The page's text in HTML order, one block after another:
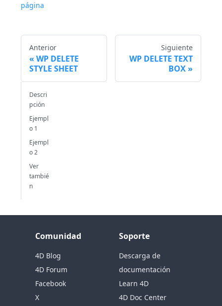
página
Anterior
WP DELETE
STYLE SHEET
Siguiente
WP DELETE TEXT
BOX
Descri
pción
Ejempl
o 1
Ejempl
o 2
Ver
tambié
n
Comunidad
4D Blog
4D Forum
Facebook
X
Soporte
Descarga de
documentación
Learn 4D
4D Doc Center